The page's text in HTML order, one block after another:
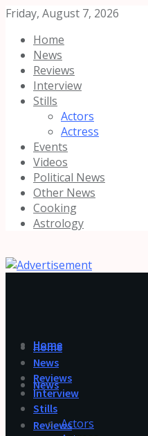
Friday, August 7, 2026
Home
News
Reviews
Interview
Stills
Actors
Actress
Events
Videos
Political News
Other News
Cooking
Astrology
Home
News
Reviews
Home
News
Reviews
Interview
Stills
Actors